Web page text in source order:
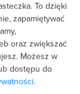
swój profil.
To dzięki
zapamiętywać
oraz zwiększać
Możesz w
dostępu do
.